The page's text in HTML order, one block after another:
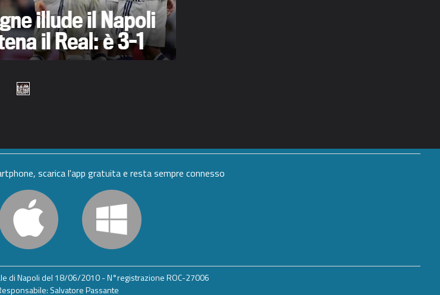
scarica l'app gratuita e resta sempre connesso
di Napoli del 18/06/2010 - N°registrazione ROC-27006
Salvatore Passante